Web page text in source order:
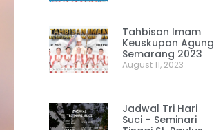
Tahbisan Imam
Keuskupan Agung
Semarang 2023
August 11, 2023
Jadwal Tri Hari
Suci – Seminari